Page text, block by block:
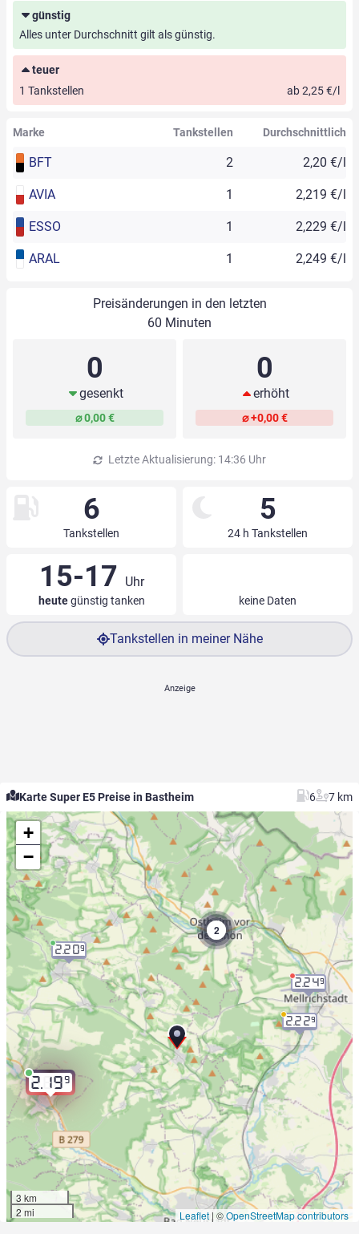
günstig
Alles unter Durchschnitt gilt als günstig.
teuer
1 Tankstellen
ab 2,25 €/l
Marke Tankstellen Durchschnittlich
BFT 2 2,20 €/l
AVIA 1 2,219 €/l
ESSO 1 2,229 €/l
ARAL 1 2,249 €/l
Preisänderungen in den letzten
60 Minuten
0
gesenkt
⌀ 0,00 €
0
erhöht
⌀ +0,00 €
Letzte Aktualisierung: 14:36 Uhr
6
Tankstellen
5
24 h Tankstellen
15-17 Uhr
heutegünstig tanken keine Daten
Tankstellen in meiner Nähe
Karte Super E5 Preise in Bastheim 6 7 km
2.199
2.209
2.249
2.229
2
+
−
3 km
2 mi
Leaflet | ©OpenStreetMap contributors